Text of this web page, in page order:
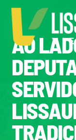
para
conteúdo
Home
Plano de Governo
Meu Trabalho
AO